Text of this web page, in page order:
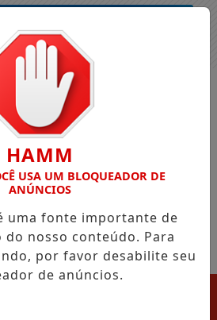
HAMM
USA UM BLOQUEADOR DE
ANÚNCIOS
uma fonte importante de
nosso conteúdo. Para
por favor desabilite seu
de anúncios.